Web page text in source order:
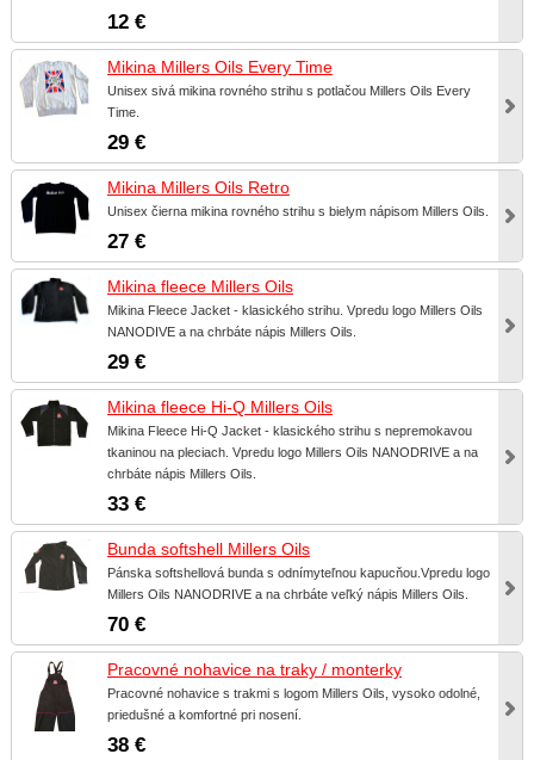
12 €
Mikina Millers Oils Every Time
Unisex sivá mikina rovného strihu s potlačou Millers Oils Every
Time.
29 €
Mikina Millers Oils Retro
Unisex čierna mikina rovného strihu s bielym nápisom Millers Oils.
27 €
Mikina fleece Millers Oils
Mikina Fleece Jacket - klasického strihu. Vpredu logo Millers Oils
NANODIVE a na chrbáte nápis Millers Oils.
29 €
Mikina fleece Hi-Q Millers Oils
Mikina Fleece Hi-Q Jacket - klasického strihu s nepremokavou
tkaninou na pleciach. Vpredu logo Millers Oils NANODRIVE a na
chrbáte nápis Millers Oils.
33 €
Bunda softshell Millers Oils
Pánska softshellová bunda s odnímyteľnou kapucňou.Vpredu logo
Millers Oils NANODRIVE a na chrbáte veľký nápis Millers Oils.
70 €
Pracovné nohavice na traky / monterky
Pracovné nohavice s trakmi s logom Millers Oils, vysoko odolné,
priedušné a komfortné pri nosení.
38 €